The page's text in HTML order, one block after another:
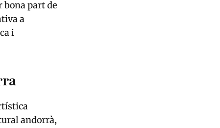
bona part de
a
i
andorrà,